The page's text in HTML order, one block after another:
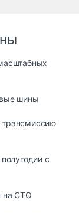
шины
трансмиссию
с
на СТО